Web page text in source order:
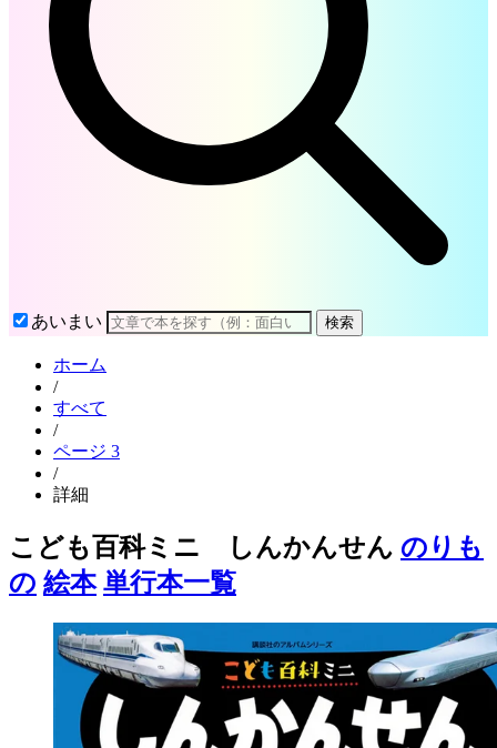
あいまい 検索
ホーム
/
すべて
/
ページ 3
/
詳細
こども百科ミニ しんかんせん のりも
の 絵本 単行本一覧